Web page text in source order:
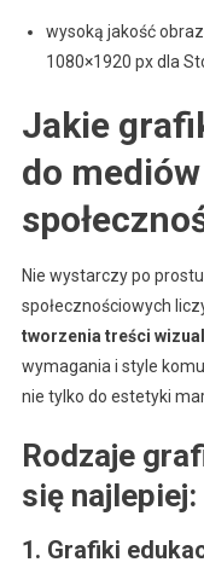
wysoką jakość
1080×1920 px dla
Jakie
do mediów
Nie wystarczy po
społecznościowych
tworzenia treści
wymagania i style
nie tylko do estetyki
Rodzaje
się najlepiej:
1. Grafiki